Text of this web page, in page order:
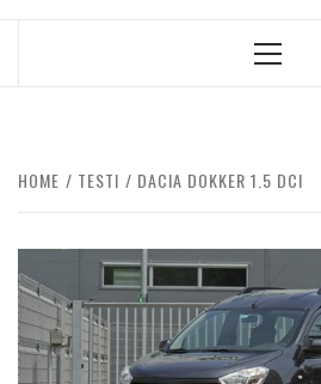
Primary
HOME TESTI DACIA DOKKER 1.5 DCI